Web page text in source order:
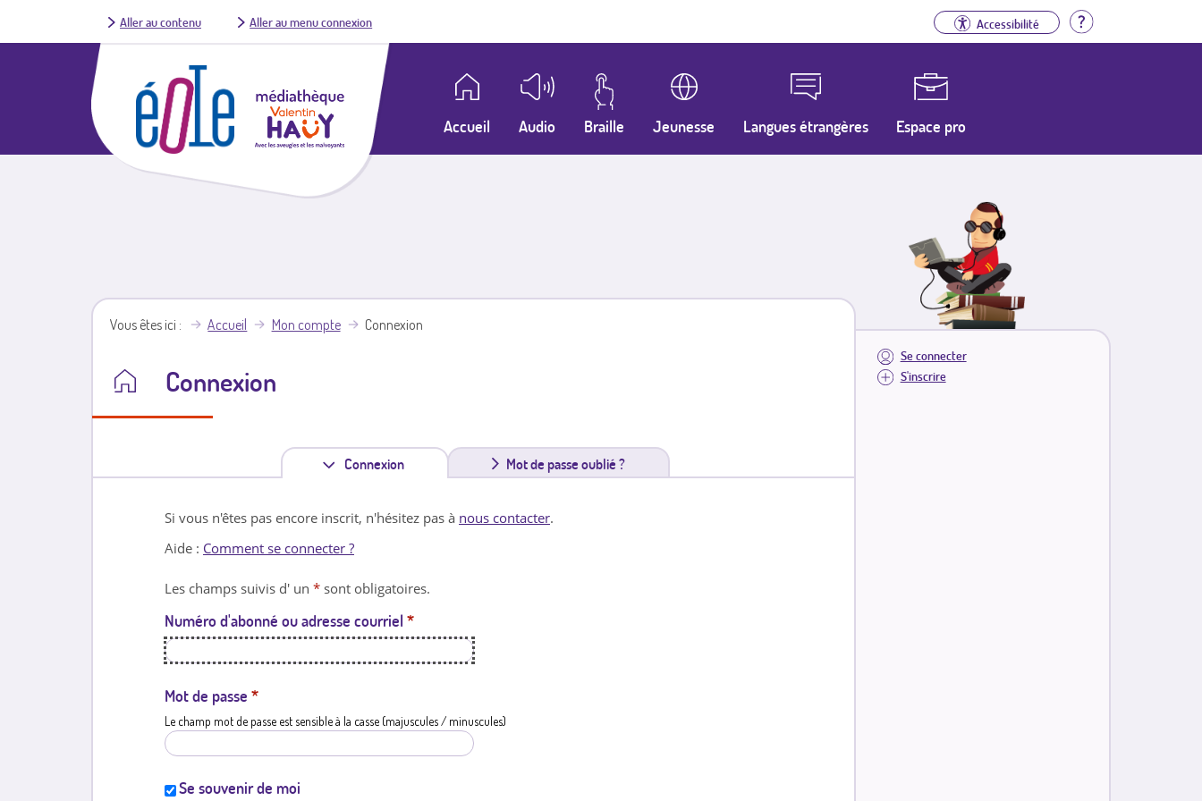
Aller au contenu Aller au menu connexion Accessibilité Aide
Accueil Audio Braille Jeunesse Langues étrangères Espace pro
Se connecter
S'inscrire
Vous êtes ici Accueil Mon compte Connexion
Connexion
Connexion
n
l
e
Mot de passe oublié ?
Si vous n'êtes pas encore inscrit, n'hésitez pas à nous contacter.
Aide : Comment se connecter ?
Les champs suivis d' un * sont obligatoires.
Numéro d'abonné ou adresse courriel *
Mot de passe *
Le champ mot de passe est sensible à la casse (majuscules / minuscules)
Se souvenir de moi